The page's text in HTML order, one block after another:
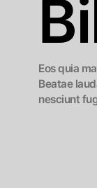
Eos quia
Beatae
nesciunt